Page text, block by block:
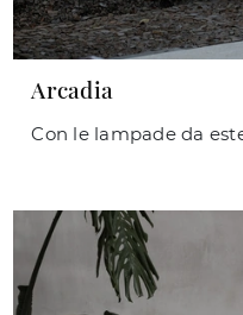
Arcadia